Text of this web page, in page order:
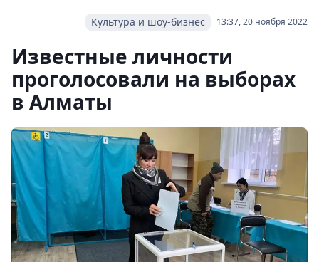
13:37, 20 ноября 2022
Культура и шоу-бизнес
Известные личности
проголосовали на выборах
в Алматы